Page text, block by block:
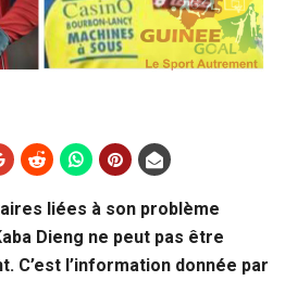
liées à son problème
Dieng ne peut pas être
C’est l’information donnée par